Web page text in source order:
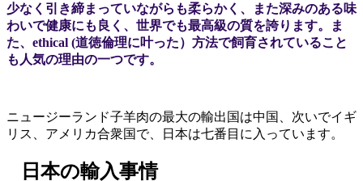
少なく引き締まっていながらも柔らかく、また深みのある味
わいで健康にも良く、世界でも最高級の質を誇ります。ま
た、ethical (道徳倫理に叶った）方法で飼育されていること
も人気の理由の一つです。
ニュージーランド子羊肉の最大の輸出国は中国、次いでイギ
リス、アメリカ合衆国で、日本は七番目に入っています。
日本の輸入事情